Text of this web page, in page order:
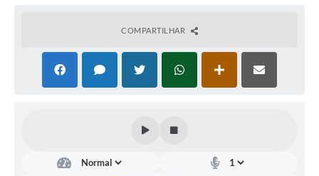
Normas e Legislação
Sistema de Protocolo
COMPARTILHAR